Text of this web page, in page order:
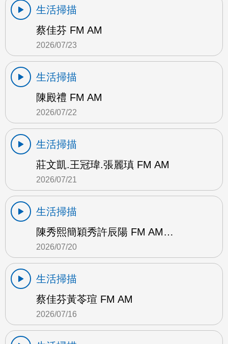
生活掃描
蔡佳芬 FM AM
2026/07/23
生活掃描
陳殿禮 FM AM
2026/07/22
生活掃描
莊文凱.王冠瑋.張麗瑱 FM AM
2026/07/21
生活掃描
陳秀熙簡穎秀許辰陽 FM AM…
2026/07/20
生活掃描
蔡佳芬黃苓瑄 FM AM
2026/07/16